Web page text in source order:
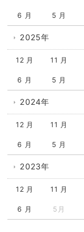
6 月 5 月
2025年
12 月 11 月
6 月 5 月
2024年
12 月 11 月
6 月 5 月
2023年
12 月 11 月
6 月 5月